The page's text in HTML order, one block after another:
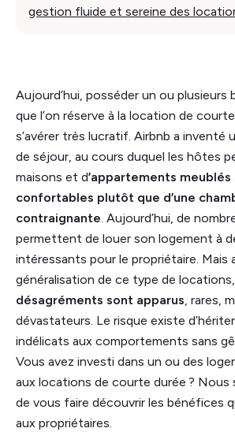
gestion fluide et sereine des
Aujourd’hui, posséder un ou plusieurs
que l’on réserve à la location de
s’avérer très lucratif. Airbnb a inventé
de séjour, au cours duquel les hôtes
maisons et d’appartements
confortables plutôt que d’une
contraignante. Aujourd’hui, de
permettent de louer son logement à
intéressants pour le propriétaire. Mais
généralisation de ce type de
désagréments sont apparus, rares,
dévastateurs. Le risque existe
indélicats aux comportements sans
Vous avez investi dans un ou des
aux locations de courte durée ? Nous
de vous faire découvrir les bénéfices
aux propriétaires.